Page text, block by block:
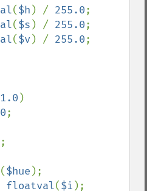
($h ) / 255.0;
($s ) / 255.0;
($v) / 255.0;
1.0 )
;
;
($hue );
floatval($i );